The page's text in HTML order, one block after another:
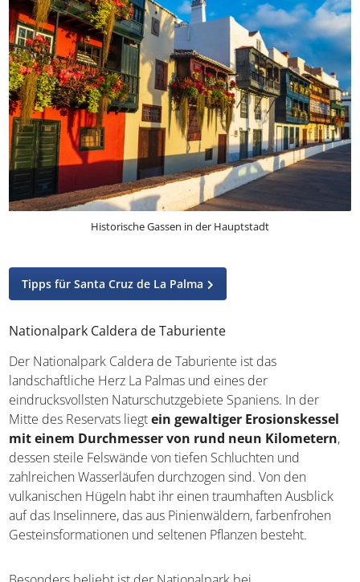
Historische Gassen in der Hauptstadt
Tipps für Santa Cruz de La Palma
Nationalpark Caldera de Taburiente
Der Nationalpark Caldera de Taburiente ist das
landschaftliche Herz La Palmas und eines der
eindrucksvollsten Naturschutzgebiete Spaniens. In der
Mitte des Reservats liegtein gewaltiger Erosionskessel
mit einem Durchmesser von rund neun Kilometern,
dessen steile Felswände von tiefen Schluchten und
zahlreichen Wasserläufen durchzogen sind. Von den
vulkanischen Hügeln habt ihr einen traumhaften Ausblick
auf das Inselinnere, das aus Pinienwäldern, farbenfrohen
Gesteinsformationen und seltenen Pflanzen besteht.